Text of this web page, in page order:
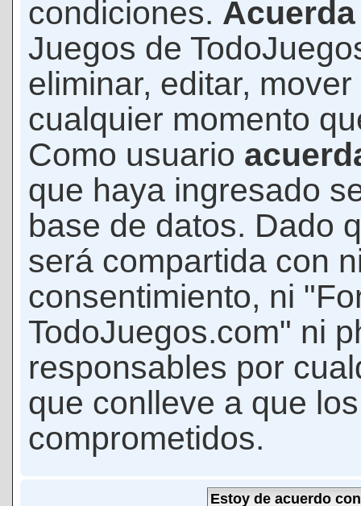
condiciones. Acuerda
Juegos de
eliminar, editar,
cualquier momento
Como usuario
que haya ingresado
base de datos. Dado
será compartida con
consentimiento, ni
TodoJuegos.com" ni
responsables por
que conlleve a que
comprometidos.